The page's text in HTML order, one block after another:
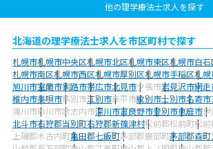
他の理学療法士求人を探す
北海道の理学療法士求人を市区町村で探す
札幌市札幌市中央区札幌市北区札幌市東区札幌市白石
札幌市南区札幌市西区札幌市厚別区札幌市手稲区札幌
旭川市室蘭市釧路市帯広市北見市夕張市岩見沢市網走
稚内市美唄市芦別市江別市赤平市紋別市士別市名寄市
滝川市砂川市歌志内市深川市富良野市登別市恵庭市伊
北斗市石狩郡当別町石狩郡新篠津村松前郡松前町松前
上磯郡木古内町亀田郡七飯町茅部郡鹿部町茅部郡森町